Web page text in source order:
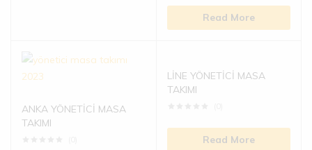
Read More
ANKA YÖNETİCİ MASA
TAKIMI
LİNE YÖNETİCİ MASA
TAKIMI
Read More